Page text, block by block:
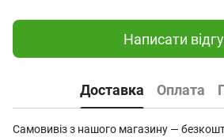
Написати
Доставка Оплата
Самовивіз з нашого магазину —